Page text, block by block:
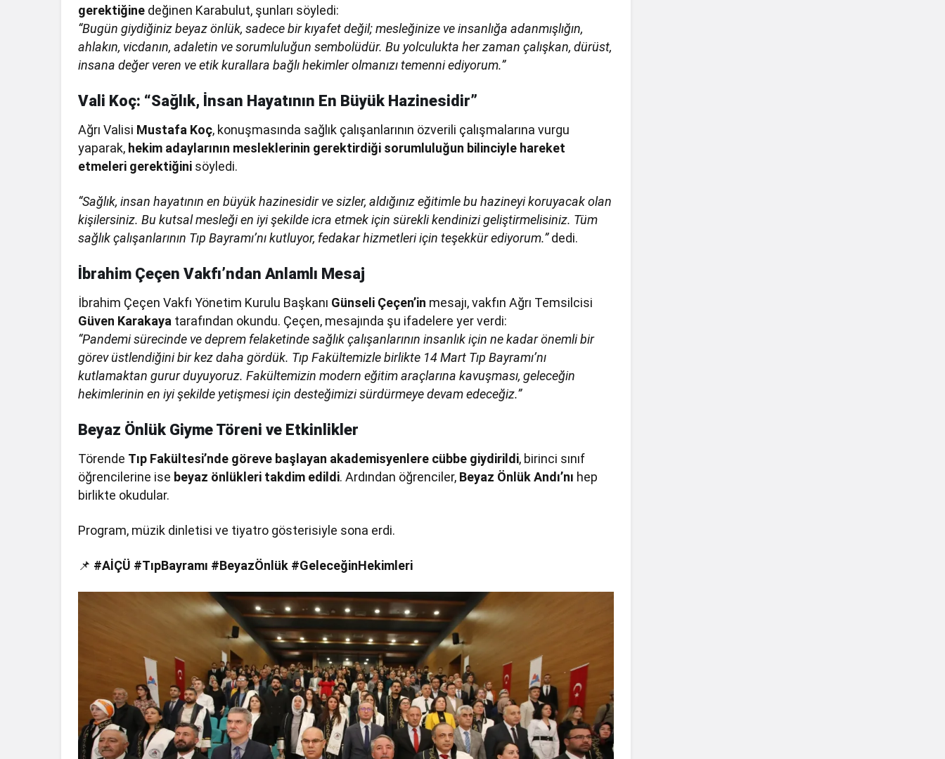
gerektiğine değinen Karabulut, şunları söyledi:
“Bugün giydiğiniz beyaz önlük, sadece bir kıyafet değil; mesleğinize ve insanlığa adanmışlığın,
ahlakın, vicdanın, adaletin ve sorumluluğun sembolüdür. Bu yolculukta her zaman çalışkan, dürüst,
insana değer veren ve etik kurallara bağlı hekimler olmanızı temenni ediyorum.”
Vali Koç: “Sağlık, İnsan Hayatının En Büyük Hazinesidir”
Ağrı Valisi Mustafa Koç, konuşmasında sağlık çalışanlarının özverili çalışmalarına vurgu
yaparak, hekim adaylarının mesleklerinin gerektirdiği sorumluluğun bilinciyle hareket
etmeleri gerektiğini söyledi.
“Sağlık, insan hayatının en büyük hazinesidir ve sizler, aldığınız eğitimle bu hazineyi koruyacak olan
kişilersiniz. Bu kutsal mesleği en iyi şekilde icra etmek için sürekli kendinizi geliştirmelisiniz. Tüm
sağlık çalışanlarının Tıp Bayramı’nı kutluyor, fedakar hizmetleri için teşekkür ediyorum.”dedi.
İbrahim Çeçen Vakfı’ndan Anlamlı Mesaj
İbrahim Çeçen Vakfı Yönetim Kurulu Başkanı Günseli Çeçen’in mesajı, vakfın Ağrı Temsilcisi
Güven Karakaya tarafından okundu. Çeçen, mesajında şu ifadelere yer verdi:
“Pandemi sürecinde ve deprem felaketinde sağlık çalışanlarının insanlık için ne kadar önemli bir
görev üstlendiğini bir kez daha gördük. Tıp Fakültemizle birlikte 14 Mart Tıp Bayramı’nı
kutlamaktan gurur duyuyoruz. Fakültemizin modern eğitim araçlarına kavuşması, geleceğin
hekimlerinin en iyi şekilde yetişmesi için desteğimizi sürdürmeye devam edeceğiz.”
Beyaz Önlük Giyme Töreni ve Etkinlikler
Törende Tıp Fakültesi’nde göreve başlayan akademisyenlere cübbe giydirildi, birinci sınıf
öğrencilerine ise beyaz önlükleri takdim edildi. Ardından öğrenciler, Beyaz Önlük Andı’nı hep
birlikte okudular.
Program, müzik dinletisi ve tiyatro gösterisiyle sona erdi.
📌 #AİÇÜ #TıpBayramı #BeyazÖnlük #GeleceğinHekimleri